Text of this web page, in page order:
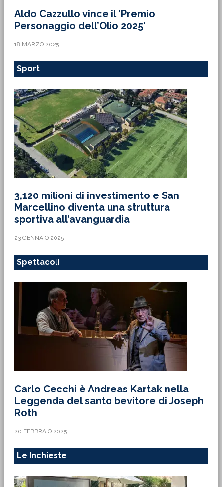
Aldo Cazzullo vince il ‘Premio
Personaggio dell’Olio 2025’
18 MARZO 2025
Sport
3,120 milioni di investimento e San
Marcellino diventa una struttura
sportiva all’avanguardia
23 GENNAIO 2025
Spettacoli
Carlo Cecchi è Andreas Kartak nella
Leggenda del santo bevitore di Joseph
Roth
20 FEBBRAIO 2025
Le Inchieste